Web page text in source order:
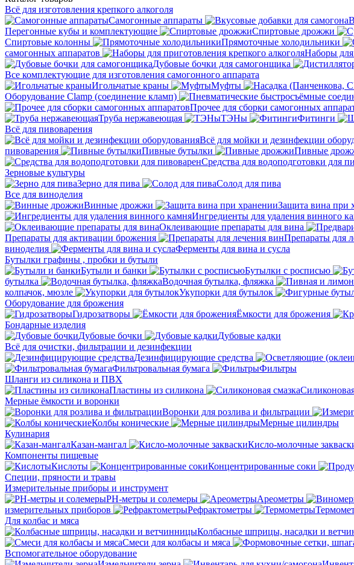
Всё для изготовления крепкого алкоголя
Самогонные аппараты
Перегонные кубы и комплектующие
Спиртовые дрожжи
Спиртовые колонны
Прямоточные холодильники
самогонных аппаратов
Наборы для
Дубовые бочки для самогонщика
Все комплектующие для изготовления самогонного аппарата
Игольчатые краны
Муфты
Оборудование Clamp (соединение кламп)
Прочее для сборки самогонных
Труба нержавеющая
ТЭНы Фитинги
Всё для пивоварения
Всё для мойки и дезинфекции
пивоварения
Пивные бутылки Пивные
Средства для водоподготовки для
Зерновые культуры
Зерно для пива
Солод для пива
Все для виноделия
Винные дрожжи
Защита вина при
Ингредиенты для удаления винного
Оклеивающие препараты для вина
Препараты для активации брожения
Препараты для
виноделия
Ферменты для вина и сусла
Бутылки графины , пробки и бутыли
Бутыли и банки
Бутылки с росписью
бутылка
Водочная бутылка, фляжка
колпачок, мюзле
Укупорки для бутылок
Оборудование для брожения
Гидрозатворы
Ёмкости для брожения
Бондарные изделия
Дубовые бочки
Дубовые кадки
Всё для очистки, фильтрации и дезинфекции
Дезинфицирующие средства
Фильтровальная бумага
Фильтры
Шланги из силикона и ПВХ
Пластины из силикона
Мерные ёмкости и воронки
Воронки для розлива и фильтрации
Колбы конические
Мерные цилиндры
Кулинария
Казан-мангал
Кисло-молочные
Компоненты пищевые
Кислоты
Концентрированные соки
Специи, пряности и травы
Измерительные приборы и инструмент
PH-метры и солемеры
Ареометры
измерительных приборов
Рефрактометры
Для колбас и мяса
Колбасные шприцы, насадки и
Смеси для колбасы и мяса
Вспомогательное оборудование